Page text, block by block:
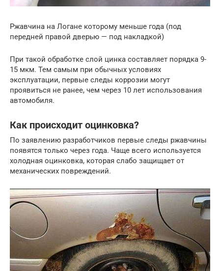
Ржавчина на Логане которому меньше года (под
передней правой дверью — под накладкой)
При такой обработке слой цинка составляет порядка 9-
15 мкм. Тем самым при обычных условиях
эксплуатации, первые следы коррозии могут
проявиться не ранее, чем через 10 лет использования
автомобиля.
Как происходит оцинковка?
По заявлению разработчиков первые следы ржавчины
появятся только через года. Чаще всего используется
холодная оцинковка, которая слабо защищает от
механических повреждений.